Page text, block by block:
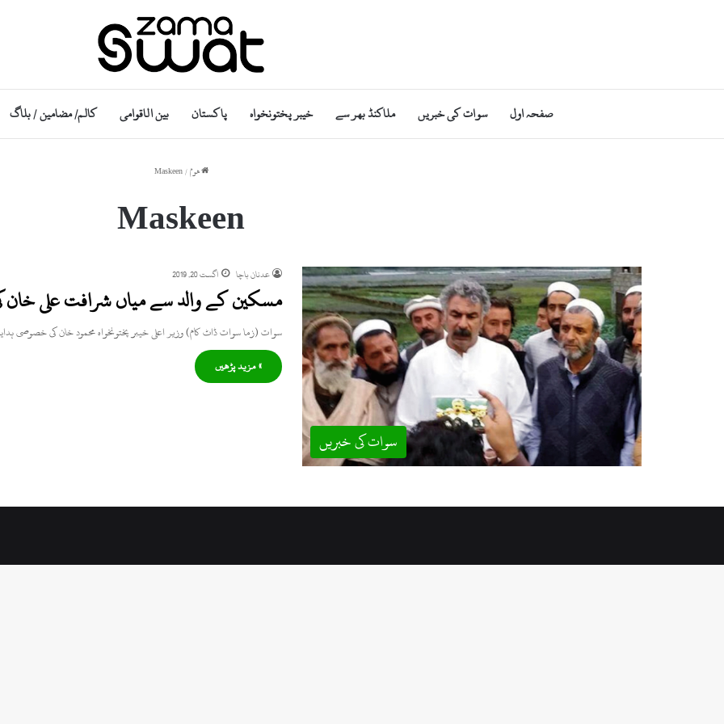
صفحہ اول سوات کی خبریں ملاکنڈ بھر سے خیبر پختونخواہ پاکستان بین الاقوامی کالم/ مضامین / بلاگ
ھوم /
Maskeen
Maskeen
سوات کی خبریں
عدنان باچا اگست 20, 2019
مسکین کے والد سے میاں شرافت علی خان
سوات (زما سوات ڈاٹ کام) وزیر اعلی خیبر پختونخواہ محمود خان کی خصوصی
» مزید پڑھیں